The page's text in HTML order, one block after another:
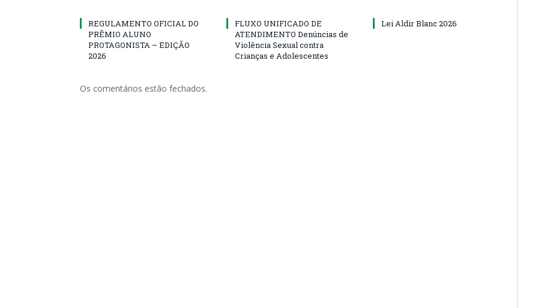
REGULAMENTO OFICIAL DO
PRÊMIO ALUNO
PROTAGONISTA – EDIÇÃO
2026
FLUXO UNIFICADO DE
ATENDIMENTO Denúncias de
Violência Sexual contra
Crianças e Adolescentes
Lei Aldir Blanc 2026
Os comentários estão fechados.